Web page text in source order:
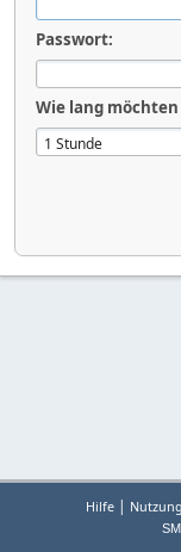
Passwort:
Wie lang
Hilfe |